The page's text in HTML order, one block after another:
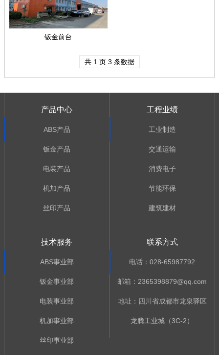
钣金前台
共 1 页 3 条数据
产品中心
ABS产品
钣金产品
电装产品
机加产品
丝印产品
工程业绩
工业制造
交通运输
消费电子
节能环保
建筑建材
技术服务
ABS事业部
钣金事业部
电装事业部
机加事业部
丝印事业部
联系方式
电话：028-65987792
邮箱：2365398879@qq.com
地址：四川省成都市龙泉驿区
龙腾工业城（3C-2）